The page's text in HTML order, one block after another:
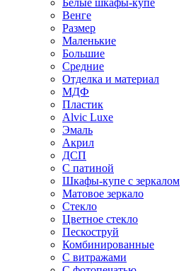
Белые шкафы-купе
Венге
Размер
Маленькие
Большие
Средние
Отделка и материал
МДФ
Пластик
Alvic Luxe
Эмаль
Акрил
ДСП
С патиной
Шкафы-купе с зеркалом
Матовое зеркало
Стекло
Цветное стекло
Пескоструй
Комбинированные
С витражами